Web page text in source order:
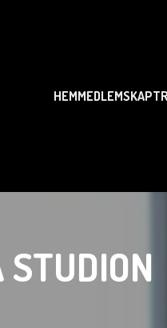
HEMMEDLEMSKAP